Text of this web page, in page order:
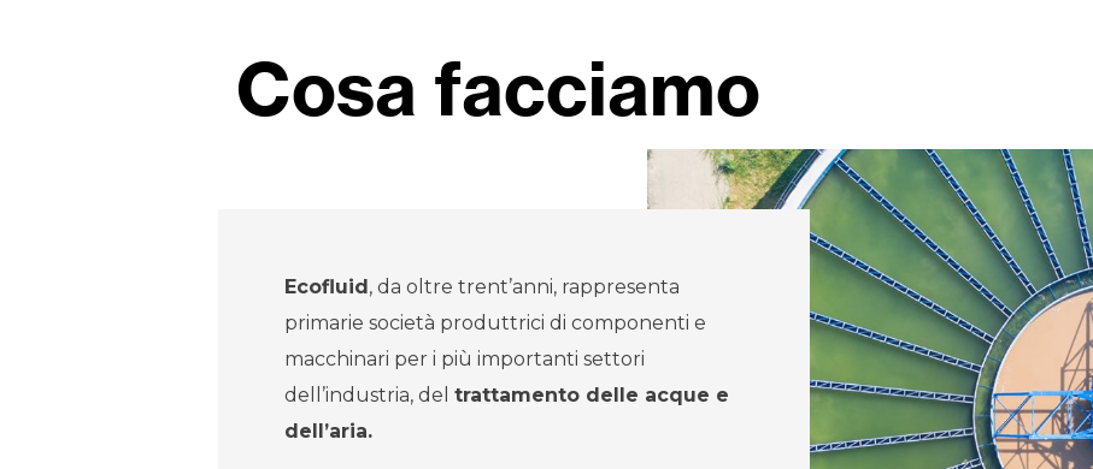
Cosa facciamo
Ecofluid, da oltre trent’anni, rappresenta
primarie società produttrici di componenti e
macchinari per i più importanti settori
dell’industria, del trattamento delle acque e
dell’aria.